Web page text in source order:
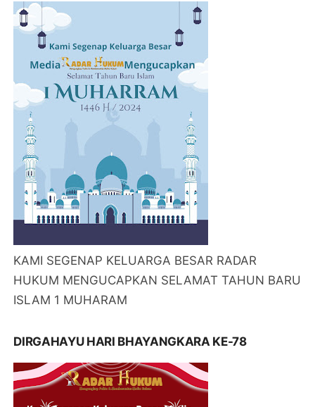
KAMI SEGENAP KELUARGA BESAR RADAR
HUKUM MENGUCAPKAN SELAMAT TAHUN BARU
ISLAM 1 MUHARAM
DIRGAHAYU HARI BHAYANGKARA KE-78